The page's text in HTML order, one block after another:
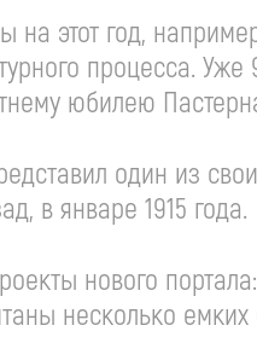
этот год,
процесса.
юбилею
один из
в январе 1915 года.
нового
несколько